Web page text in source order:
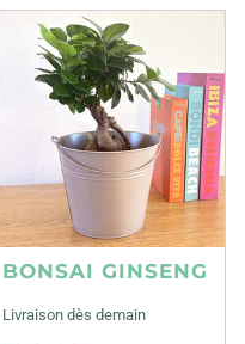
BONSAI GINSENG
Livraison dès demain